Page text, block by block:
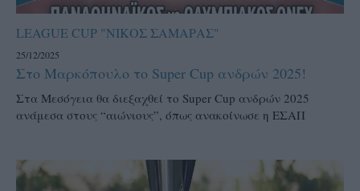
LEAGUE CUP "ΝΙΚΟΣ ΣΑΜΑΡΑΣ"
25/12/2025
Στο Μαρκόπουλο το Super Cup ανδρών 2025!
Στα Μεσόγεια θα διεξαχθεί το Super Cup ανδρών 2025
ανάμεσα στους “αιώνιους”, όπως ανακοίνωσε η ΕΣΑΠ